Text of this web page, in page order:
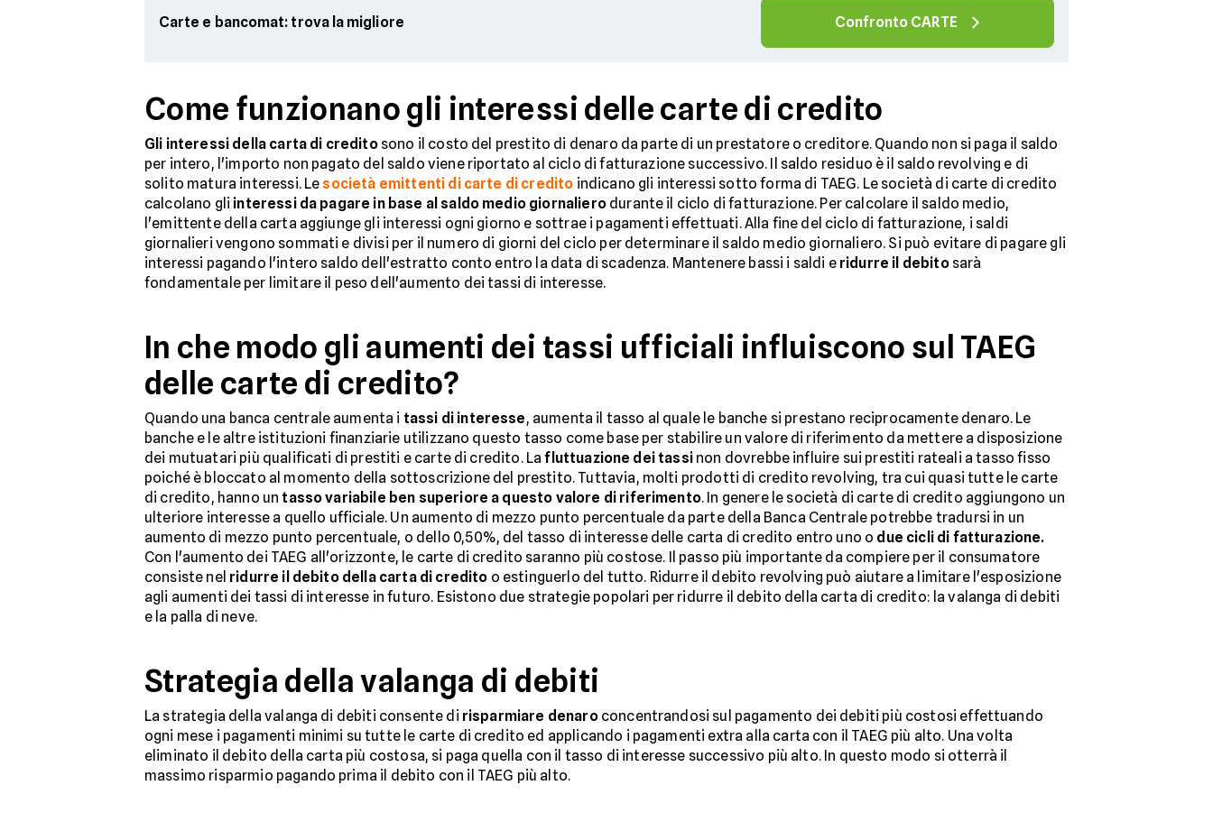
Carte e bancomat: trova la migliore Confronto CARTE
Come funzionano gli interessi delle carte di credito
Gli interessi della carta di creditosono il costo del prestito di denaro da parte di un prestatore o creditore. Quando non si paga il saldo
per intero, l'importo non pagato del saldo viene riportato al ciclo di fatturazione successivo. Il saldo residuo è il saldo revolving e di
solito matura interessi. Le società emittenti di carte di credito indicano gli interessi sotto forma di TAEG. Le società di carte di credito
calcolano gli interessi da pagare in base al saldo medio giornalierodurante il ciclo di fatturazione. Per calcolare il saldo medio,
l'emittente della carta aggiunge gli interessi ogni giorno e sottrae i pagamenti effettuati. Alla fine del ciclo di fatturazione, i saldi
giornalieri vengono sommati e divisi per il numero di giorni del ciclo per determinare il saldo medio giornaliero. Si può evitare di pagare gli
interessi pagando l'intero saldo dell'estratto conto entro la data di scadenza. Mantenere bassi i saldi e ridurre il debitosarà
fondamentale per limitare il peso dell'aumento dei tassi di interesse.
In che modo gli aumenti dei tassi ufficiali influiscono sul TAEG
delle carte di credito?
Quando una banca centrale aumenta i tassi di interesse, aumenta il tasso al quale le banche si prestano reciprocamente denaro. Le
banche e le altre istituzioni finanziarie utilizzano questo tasso come base per stabilire un valore di riferimento da mettere a disposizione
dei mutuatari più qualificati di prestiti e carte di credito. Lafluttuazione dei tassinon dovrebbe influire sui prestiti rateali a tasso fisso
poiché è bloccato al momento della sottoscrizione del prestito. Tuttavia, molti prodotti di credito revolving, tra cui quasi tutte le carte
di credito, hanno un tasso variabile ben superiore a questo valore di riferimento. In genere le società di carte di credito aggiungono un
ulteriore interesse a quello ufficiale. Un aumento di mezzo punto percentuale da parte della Banca Centrale potrebbe tradursi in un
aumento di mezzo punto percentuale, o dello 0,50%, del tasso di interesse delle carta di credito entro uno o due cicli di fatturazione.
Con l'aumento dei TAEG all'orizzonte, le carte di credito saranno più costose. Il passo più importante da compiere per il consumatore
consiste nel ridurre il debito della carta di credito o estinguerlo del tutto. Ridurre il debito revolving può aiutare a limitare l'esposizione
agli aumenti dei tassi di interesse in futuro. Esistono due strategie popolari per ridurre il debito della carta di credito: la valanga di debiti
e la palla di neve.
Strategia della valanga di debiti
La strategia della valanga di debiti consente di risparmiare denaroconcentrandosi sul pagamento dei debiti più costosi effettuando
ogni mese i pagamenti minimi su tutte le carte di credito ed applicando i pagamenti extra alla carta con il TAEG più alto. Una volta
eliminato il debito della carta più costosa, si paga quella con il tasso di interesse successivo più alto. In questo modo si otterrà il
massimo risparmio pagando prima il debito con il TAEG più alto.